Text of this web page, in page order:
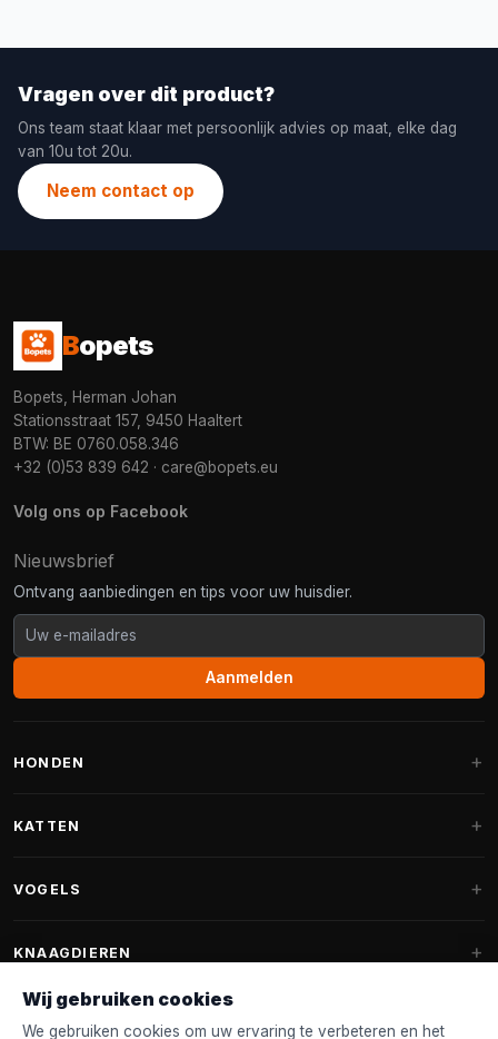
Vragen over dit product?
Ons team staat klaar met persoonlijk advies op maat, elke dag
van 10u tot 20u.
Neem contact op
Bopets
Bopets, Herman Johan
Stationsstraat 157, 9450 Haaltert
BTW: BE 0760.058.346
+32 (0)53 839 642 · care@bopets.eu
Volg ons op Facebook
Nieuwsbrief
Ontvang aanbiedingen en tips voor uw huisdier.
Aanmelden
HONDEN
Fantail hondenmanden
KATTEN
Krabpalen voor Maine Coon
Krabpaal onderdelen
VOGELS
Voederhuisjes
KNAAGDIEREN
Konijnenvoer
Wij gebruiken cookies
We gebruiken cookies om uw ervaring te verbeteren en het